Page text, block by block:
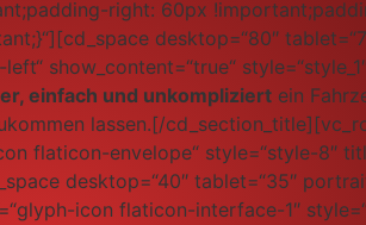
right: 60px
desktop=“80″
show_content=“true“
einfach und unkompliziert ein
lassen.[/
flaticon-envelope“ style=“style-8″
desktop=“40″ tablet=“35″
icon flaticon-interface-1″